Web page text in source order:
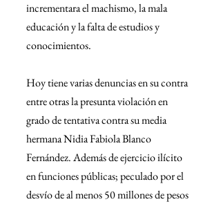
incrementara el machismo, la mala
educación y la falta de estudios y
conocimientos.
Hoy tiene varias denuncias en su contra
entre otras la presunta violación en
grado de tentativa contra su media
hermana Nidia Fabiola Blanco
Fernández. Además de ejercicio ilícito
en funciones públicas; peculado por el
desvío de al menos 50 millones de pesos